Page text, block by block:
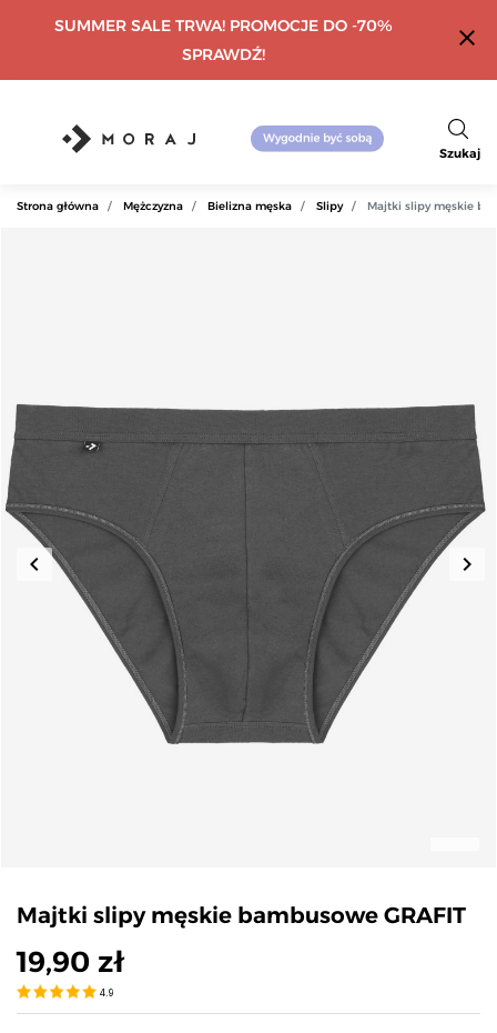
SUMMER SALE TRWA! PROMOCJE DO -70%
SPRAWDŹ!
close
Szukaj
Strona główna Mężczyzna Bielizna męska Slipy Majtki slipy męskie
Poprzedni
keyboard_arrow_left keyboard_arrow_right
Majtki slipy męskie bambusowe GRAFIT
19,90 zł
4.9